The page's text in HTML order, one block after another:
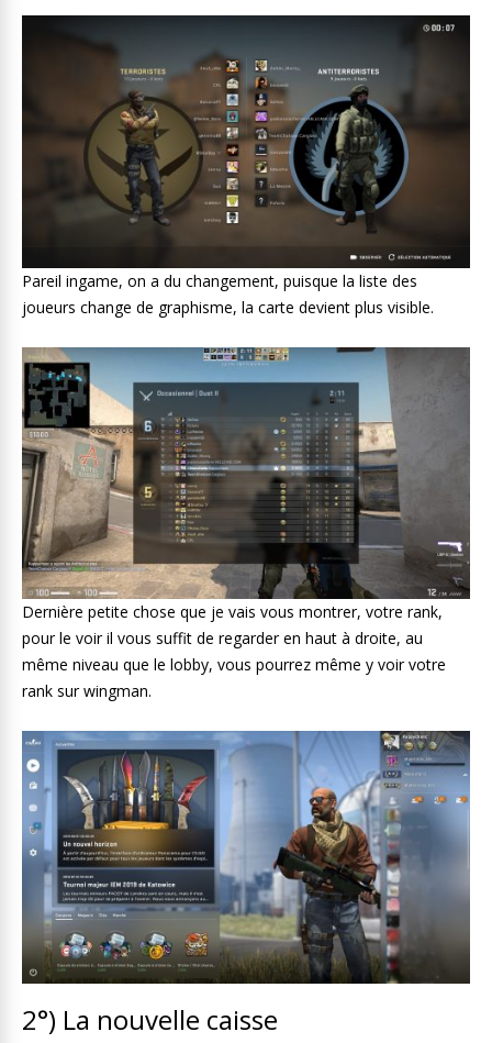
Pareil ingame, on a du changement, puisque la liste des
joueurs change de graphisme, la carte devient plus visible.
Dernière petite chose que je vais vous montrer, votre rank,
pour le voir il vous suffit de regarder en haut à droite, au
même niveau que le lobby, vous pourrez même y voir votre
rank sur wingman.
2°) La nouvelle caisse